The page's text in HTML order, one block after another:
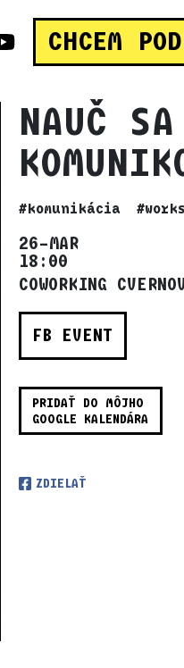
CHCEM
NAUČ SA
#komunikácia
26–MAR
18:00
COWORKING
FB EVENT
PRIDAŤ DO MÔJHO
GOOGLE KALENDÁRA
ZDIELAŤ